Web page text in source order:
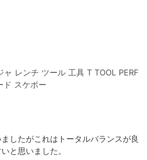
ャ レンチ ツール 工具 T TOOL PERF
ド スケボー
したがこれはトータルバランスが良
と思いました。
ぶ
選ぶ
選ぶ
F4（フォーミュラフォ
スフォーミュラ）
ィーエフ）
選ぶ
ター
テム
ートの歴史
表記